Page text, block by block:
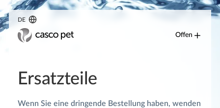
DE
Offen
Ersatzteile
Wenn Sie eine dringende Bestellung haben, wenden